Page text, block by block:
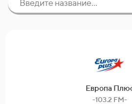
Европа
-103.2 FM-